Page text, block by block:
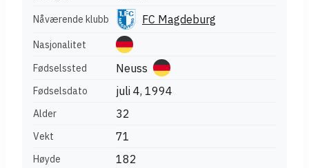
Nåværende klubb FC Magdeburg
Nasjonalitet
Fødselssted
Neuss
Fødselsdato juli 4, 1994
Alder 32
Vekt 71
Høyde 182